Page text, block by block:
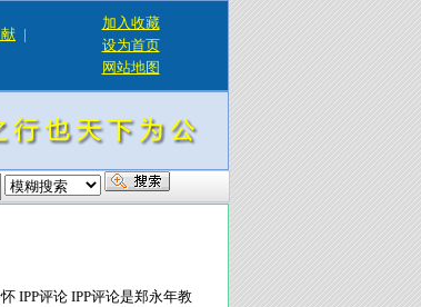
|
加入收藏
设为首页
网站地图
IPP评论 IPP评论是郑永年教